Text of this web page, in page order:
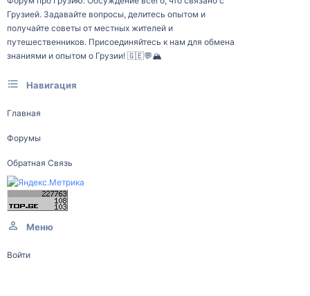
Грузией. Задавайте вопросы, делитесь опытом и
получайте советы от местных жителей и
путешественников. Присоединяйтесь к нам для обмена
знаниями и опытом о Грузии! 🇬🇪💬🏔️
Навигация
Главная
Форумы
Обратная Связь
Меню
Войти